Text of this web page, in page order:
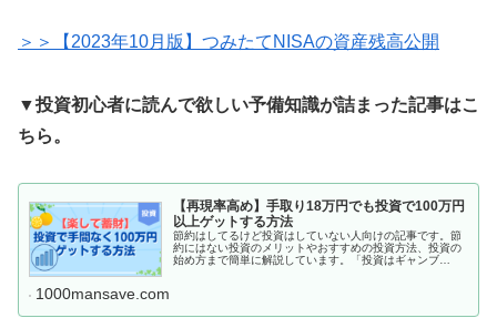
＞＞【2023年10月版】つみたてNISAの資産残高公開
▼投資初心者に読んで欲しい予備知識が詰まった記事はこ
ちら。
【再現率高め】手取り18万円でも投資で100万円
以上ゲットする方法
節約はしてるけど投資はしていない人向けの記事です。節
約にはない投資のメリットやおすすめの投資方法、投資の
始め方まで簡単に解説しています。「投資はギャンブ
1000mansave.com